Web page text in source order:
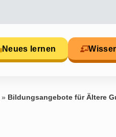
Neues lernen
» Bildungsangebote für Ältere